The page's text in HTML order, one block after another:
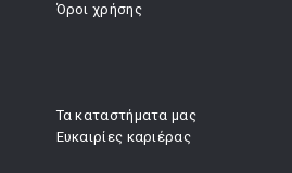
Όροι χρήσης
Τα καταστήματα μας
Ευκαιρίες καριέρας